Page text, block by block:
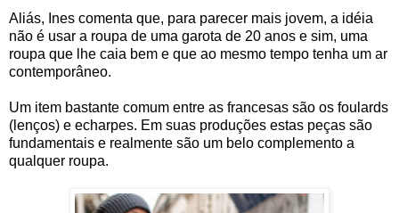
Aliás, Ines comenta que, para parecer mais jovem, a idéia
não é usar a roupa de uma garota de 20 anos e sim, uma
roupa que lhe caia bem e que ao mesmo tempo tenha um ar
contemporâneo.
Um item bastante comum entre as francesas são os foulards
(lenços) e echarpes. Em suas produções estas peças são
fundamentais e realmente são um belo complemento a
qualquer roupa.